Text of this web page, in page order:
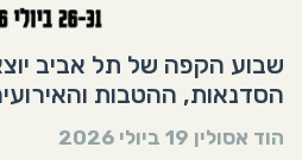
שבוע הקפה של תל אביב
הסדנאות, ההטבות
הוד אסולין 19 ביולי 2026